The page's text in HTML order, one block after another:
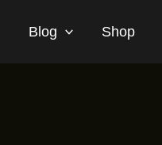
Blog Shop